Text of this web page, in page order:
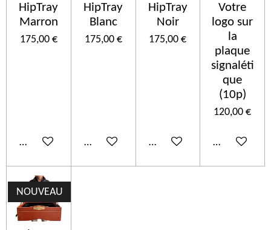
HipTray
Marron
175,00 €
Ajouter au panier
HipTray
Blanc
175,00 €
Ajouter au panier
HipTray
Noir
175,00 €
Ajouter au panier
Votre
logo sur
la
plaque
signaléti
que
(10p)
120,00 €
Ajouter au
NOUVEAU